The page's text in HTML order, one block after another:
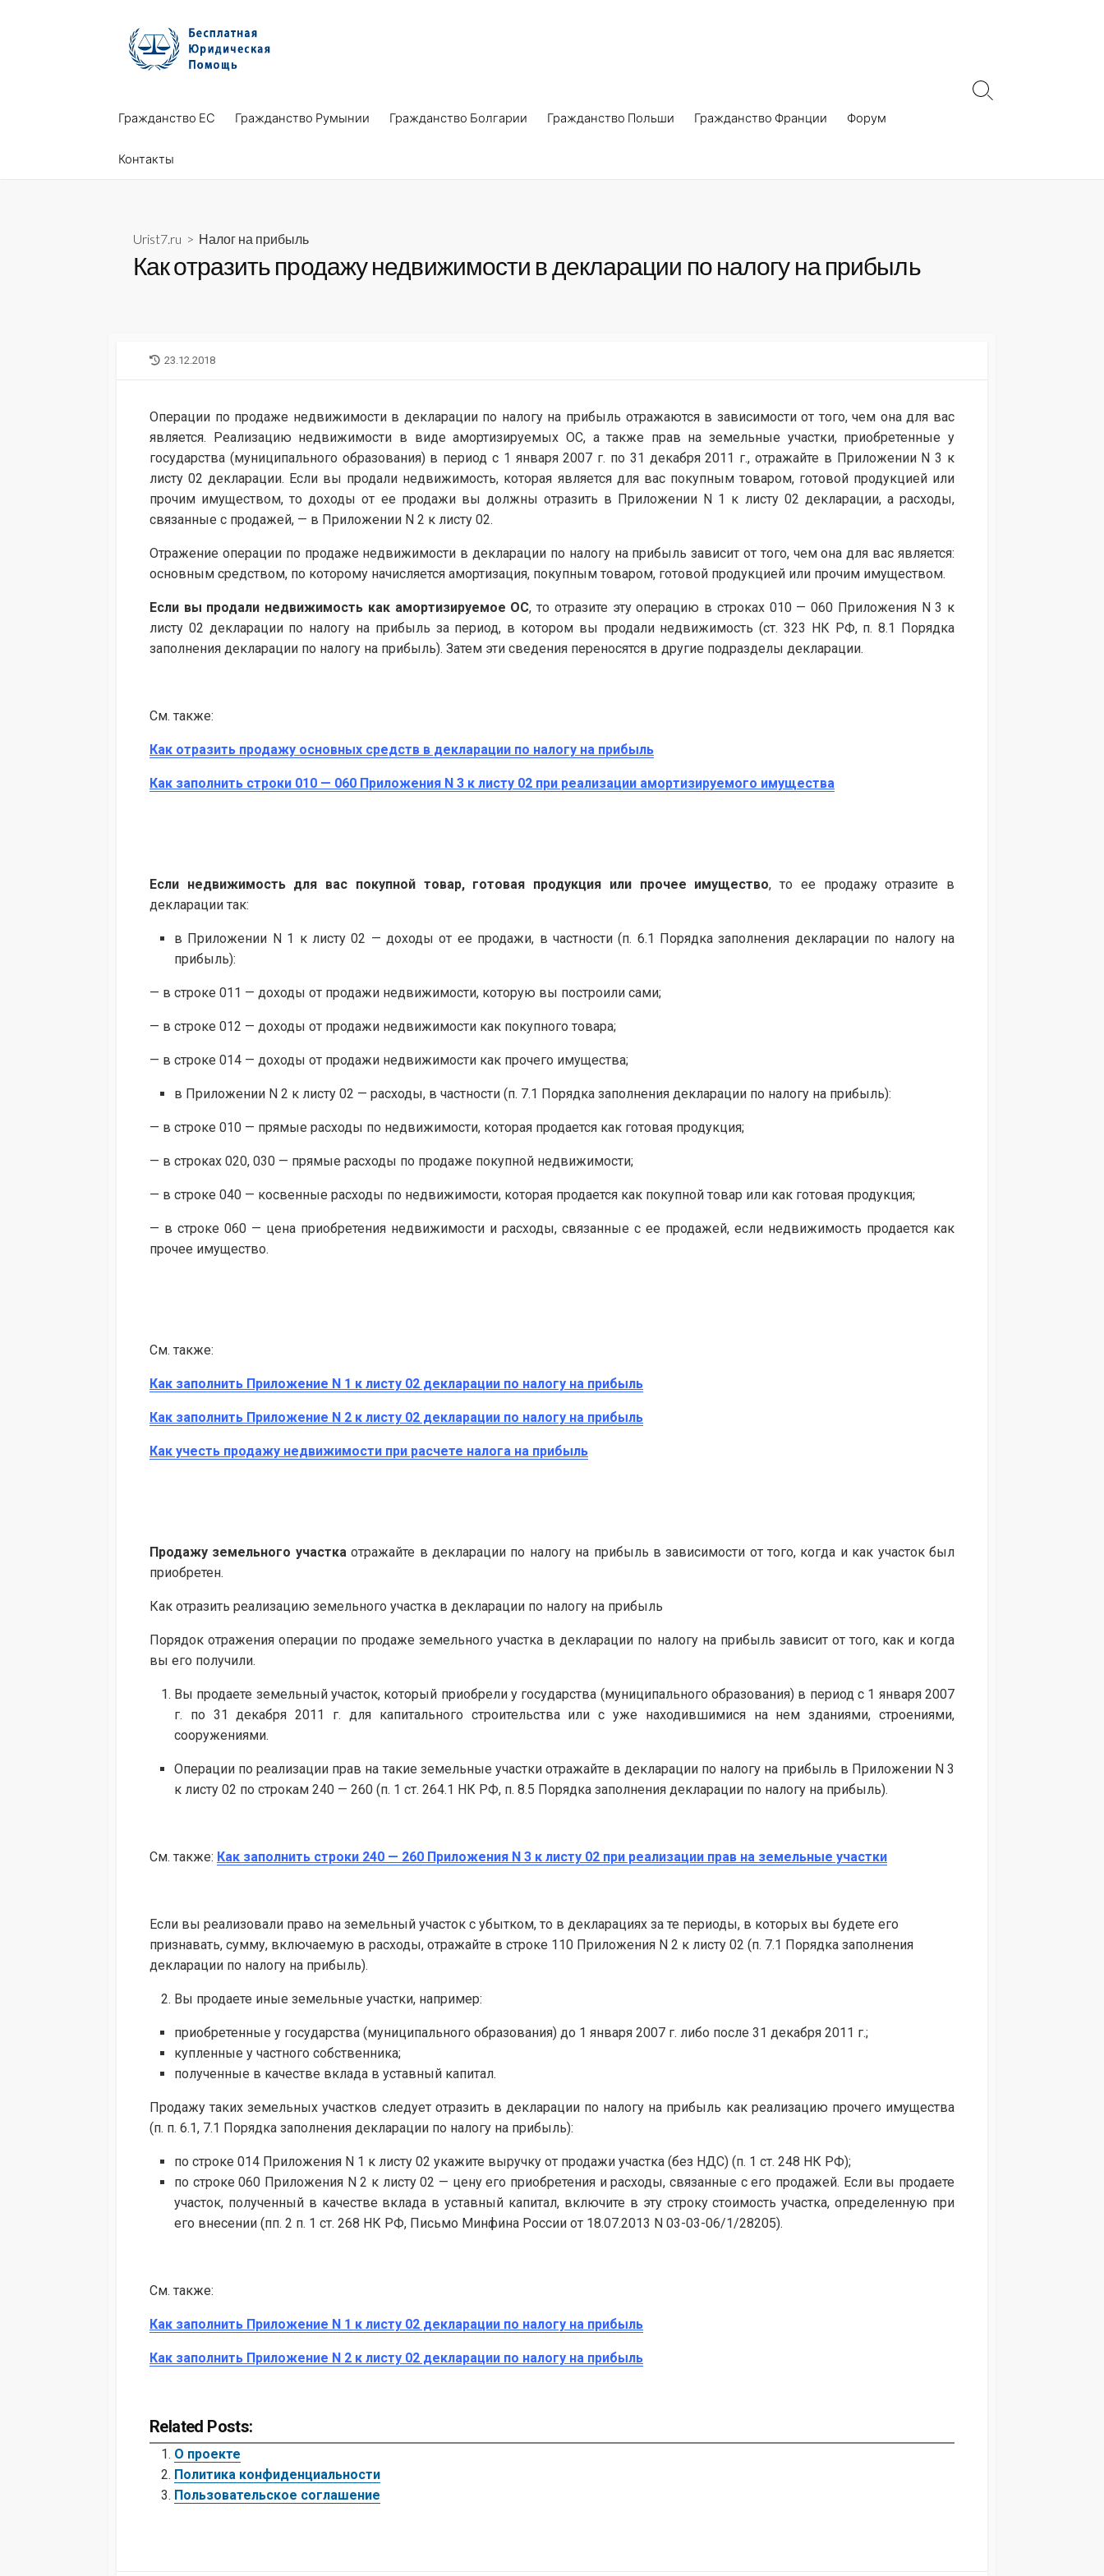
Гражданство ЕС Гражданство Румынии Гражданство Болгарии Гражданство Польши Гражданство Франции Форум
Контакты
Search
Urist7.ru > Налог на прибыль
Как отразить продажу недвижимости в декларации по налогу на прибыль
LAST
23.12.2018
Операции по продаже недвижимости в декларации по налогу на прибыль отражаются в зависимости от того, чем она для вас
является. Реализацию недвижимости в виде амортизируемых ОС, а также прав на земельные участки, приобретенные у
государства (муниципального образования) в период с 1 января 2007 г. по 31 декабря 2011 г., отражайте в Приложении N 3 к
листу 02 декларации. Если вы продали недвижимость, которая является для вас покупным товаром, готовой продукцией или
прочим имуществом, то доходы от ее продажи вы должны отразить в Приложении N 1 к листу 02 декларации, а расходы,
связанные с продажей, — в Приложении N 2 к листу 02.
Отражение операции по продаже недвижимости в декларации по налогу на прибыль зависит от того, чем она для вас является:
основным средством, по которому начисляется амортизация, покупным товаром, готовой продукцией или прочим имуществом.
Если вы продали недвижимость как амортизируемое ОС, то отразите эту операцию в строках 010 — 060 Приложения N 3 к
листу 02 декларации по налогу на прибыль за период, в котором вы продали недвижимость (ст. 323 НК РФ, п. 8.1 Порядка
заполнения декларации по налогу на прибыль). Затем эти сведения переносятся в другие подразделы декларации.
См. также:
Как отразить продажу основных средств в декларации по налогу на прибыль
Как заполнить строки 010 — 060 Приложения N 3 к листу 02 при реализации амортизируемого имущества
Если недвижимость для вас покупной товар, готовая продукция или прочее имущество, то ее продажу отразите в
декларации так:
в Приложении N 1 к листу 02 — доходы от ее продажи, в частности (п. 6.1 Порядка заполнения декларации по налогу на
прибыль):
— в строке 011 — доходы от продажи недвижимости, которую вы построили сами;
— в строке 012 — доходы от продажи недвижимости как покупного товара;
— в строке 014 — доходы от продажи недвижимости как прочего имущества;
в Приложении N 2 к листу 02 — расходы, в частности (п. 7.1 Порядка заполнения декларации по налогу на прибыль):
— в строке 010 — прямые расходы по недвижимости, которая продается как готовая продукция;
— в строках 020, 030 — прямые расходы по продаже покупной недвижимости;
— в строке 040 — косвенные расходы по недвижимости, которая продается как покупной товар или как готовая продукция;
— в строке 060 — цена приобретения недвижимости и расходы, связанные с ее продажей, если недвижимость продается как
прочее имущество.
См. также:
Как заполнить Приложение N 1 к листу 02 декларации по налогу на прибыль
Как заполнить Приложение N 2 к листу 02 декларации по налогу на прибыль
Как учесть продажу недвижимости при расчете налога на прибыль
Продажу земельного участкаотражайте в декларации по налогу на прибыль в зависимости от того, когда и как участок был
приобретен.
Как отразить реализацию земельного участка в декларации по налогу на прибыль
Порядок отражения операции по продаже земельного участка в декларации по налогу на прибыль зависит от того, как и когда
вы его получили.
Вы продаете земельный участок, который приобрели у государства (муниципального образования) в период с 1 января 2007
г. по 31 декабря 2011 г. для капитального строительства или с уже находившимися на нем зданиями, строениями,
сооружениями.
Операции по реализации прав на такие земельные участки отражайте в декларации по налогу на прибыль в Приложении N 3
к листу 02 по строкам 240 — 260 (п. 1 ст. 264.1 НК РФ, п. 8.5 Порядка заполнения декларации по налогу на прибыль).
См. также: Как заполнить строки 240 — 260 Приложения N 3 к листу 02 при реализации прав на земельные участки
Если вы реализовали право на земельный участок с убытком, то в декларациях за те периоды, в которых вы будете его
признавать, сумму, включаемую в расходы, отражайте в строке 110 Приложения N 2 к листу 02 (п. 7.1 Порядка заполнения
декларации по налогу на прибыль).
Вы продаете иные земельные участки, например:
приобретенные у государства (муниципального образования) до 1 января 2007 г. либо после 31 декабря 2011 г.;
купленные у частного собственника;
полученные в качестве вклада в уставный капитал.
Продажу таких земельных участков следует отразить в декларации по налогу на прибыль как реализацию прочего имущества
(п. п. 6.1, 7.1 Порядка заполнения декларации по налогу на прибыль):
по строке 014 Приложения N 1 к листу 02 укажите выручку от продажи участка (без НДС) (п. 1 ст. 248 НК РФ);
по строке 060 Приложения N 2 к листу 02 — цену его приобретения и расходы, связанные с его продажей. Если вы продаете
участок, полученный в качестве вклада в уставный капитал, включите в эту строку стоимость участка, определенную при
его внесении (пп. 2 п. 1 ст. 268 НК РФ, Письмо Минфина России от 18.07.2013 N 03-03-06/1/28205).
См. также:
Как заполнить Приложение N 1 к листу 02 декларации по налогу на прибыль
Как заполнить Приложение N 2 к листу 02 декларации по налогу на прибыль
Related Posts:
О проекте
Политика конфиденциальности
Пользовательское соглашение